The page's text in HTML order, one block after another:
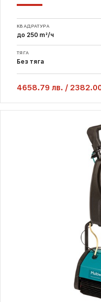
КВАДРАТУРА
до 250 m²/ч
ТЯГА
Без тяга
4658.79 лв. /